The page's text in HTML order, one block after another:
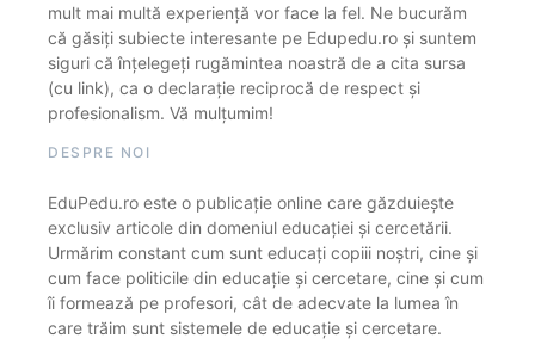
mult mai multă experiență vor face la fel. Ne bucurăm
că găsiți subiecte interesante pe Edupedu.ro și suntem
siguri că înțelegeți rugămintea noastră de a cita sursa
(cu link), ca o declarație reciprocă de respect și
profesionalism. Vă mulțumim!
DESPRE NOI
EduPedu.ro este o publicație online care găzduiește
exclusiv articole din domeniul educației și cercetării.
Urmărim constant cum sunt educați copiii noștri, cine și
cum face politicile din educație și cercetare, cine și cum
îi formează pe profesori, cât de adecvate la lumea în
care trăim sunt sistemele de educație și cercetare.